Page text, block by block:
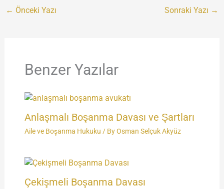
← Önceki Yazı Sonraki Yazı →
Benzer Yazılar
Anlaşmalı Boşanma Davası ve Şartları
Aile ve Boşanma Hukuku / ByOsman Selçuk Akyüz
Çekişmeli Boşanma Davası